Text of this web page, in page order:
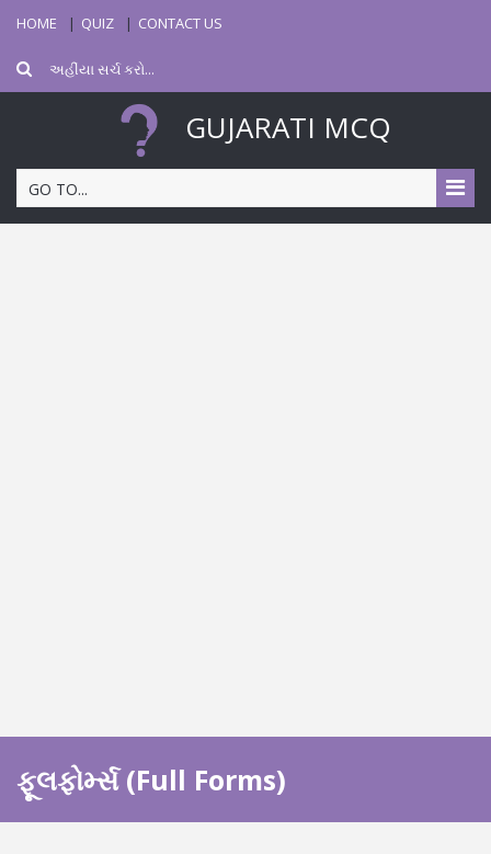
HOME QUIZ CONTACT US
GUJARATI MCQ
GO TO...
ફૂલફોર્મ્સ (Full Forms)